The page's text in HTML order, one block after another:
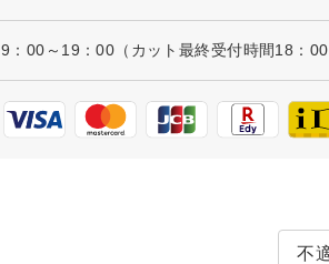
9：00～19：00（カット最終受付時間18：00
不